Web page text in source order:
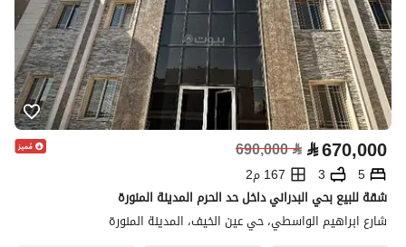
⃁670,000
⃁
690,000
5
3
167 م2
شقة للبيع بحي البدراني داخل حد الحرم المدينة المنورة
شارع ابراهيم الواسطي، حي عين الخيف، المدينة المنورة